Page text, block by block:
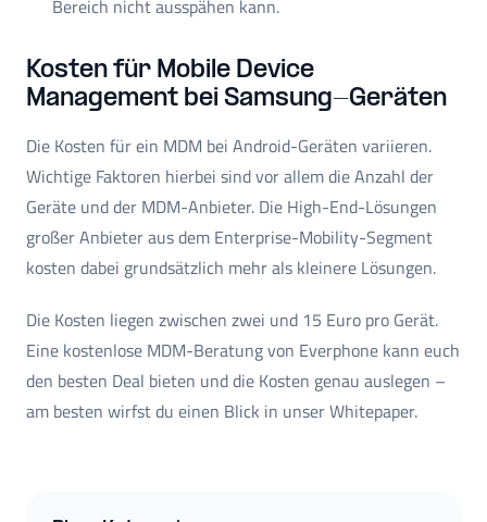
Bereich nicht ausspähen kann.
Kosten für Mobile Device
Management bei Samsung-Geräten
Die Kosten für ein MDM bei Android-Geräten variieren.
Wichtige Faktoren hierbei sind vor allem die Anzahl der
Geräte und der MDM-Anbieter. Die High-End-Lösungen
großer Anbieter aus dem Enterprise-Mobility-Segment
kosten dabei grundsätzlich mehr als kleinere Lösungen.
Die Kosten liegen zwischen zwei und 15 Euro pro Gerät.
Eine kostenlose MDM-Beratung von Everphone kann euch
den besten Deal bieten und die Kosten genau auslegen –
am besten wirfst du einen Blick in unser Whitepaper.